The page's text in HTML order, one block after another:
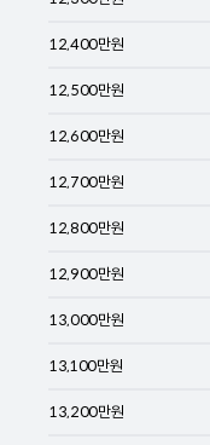
12,400만원
12,500만원
12,600만원
12,700만원
12,800만원
12,900만원
13,000만원
13,100만원
13,200만원